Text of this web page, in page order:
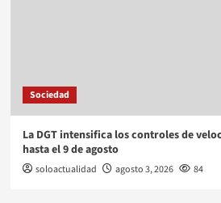
Sociedad
La DGT intensifica los controles de
hasta el 9 de agosto
soloactualidad agosto 3, 2026 84